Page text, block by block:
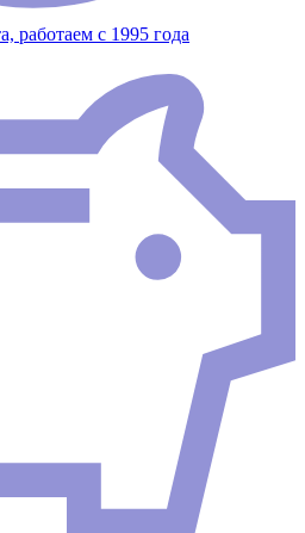
работаем с 1995 года